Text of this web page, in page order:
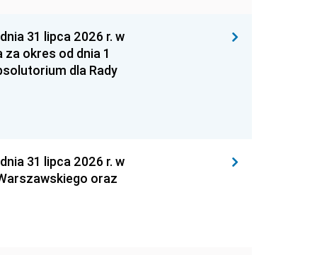
31 lipca 2026 r. w
okres od dnia 1
dla Rady
31 lipca 2026 r. w
oraz